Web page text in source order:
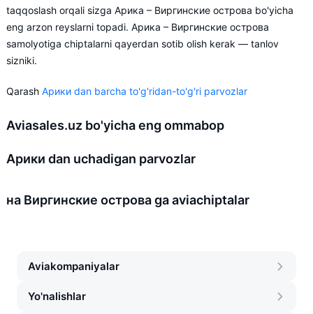
taqqoslash orqali sizga Арика – Виргинские острова bo'yicha
eng arzon reyslarni topadi. Арика – Виргинские острова
samolyotiga chiptalarni qayerdan sotib olish kerak — tanlov
sizniki.
Qarash Арики dan barcha to'g'ridan-to'g'ri parvozlar
Aviasales.uz bo'yicha eng ommabop
Арики dan uchadigan parvozlar
на Виргинские острова ga aviachiptalar
Aviakompaniyalar
Yo'nalishlar